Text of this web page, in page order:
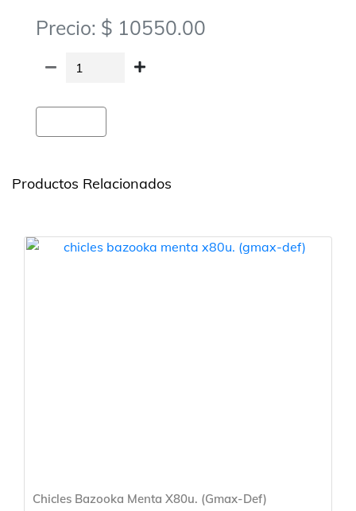
Precio: $ 10550.00
Productos Relacionados
Chicles Bazooka Menta X80u. (Gmax-Def)